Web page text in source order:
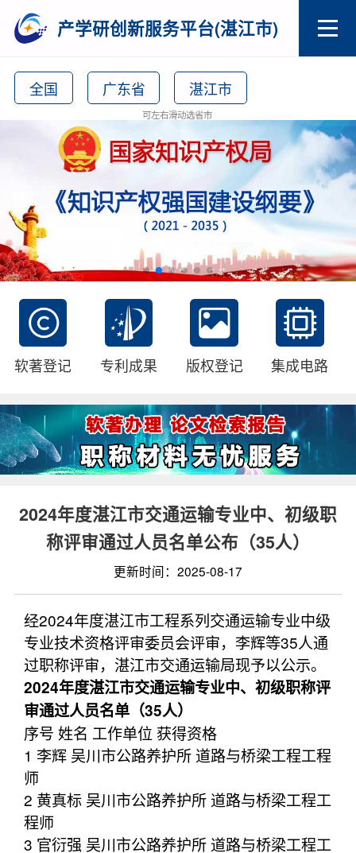
产学研创新服务平台(湛江市)
全国 广东省 湛江市
可左右滑动选省市
软著登记 专利成果 版权登记 集成电路
2024年度湛江市交通运输专业中、初级职
称评审通过人员名单公布（35人）
更新时间：2025-08-17
经2024年度湛江市工程系列交通运输专业中级
专业技术资格评审委员会评审，李辉等35人通
过职称评审，湛江市交通运输局现予以公示。
2024年度湛江市交通运输专业中、初级职称评
审通过人员名单（35人）
序号 姓名 工作单位 获得资格
1 李辉 吴川市公路养护所 道路与桥梁工程工程
师
2 黄真标 吴川市公路养护所 道路与桥梁工程工
程师
3 官衍强 吴川市公路养护所 道路与桥梁工程工